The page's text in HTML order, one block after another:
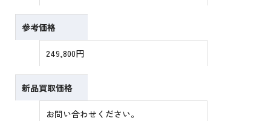
参考価格
249,800円
新品買取価格
お問い合わせください。